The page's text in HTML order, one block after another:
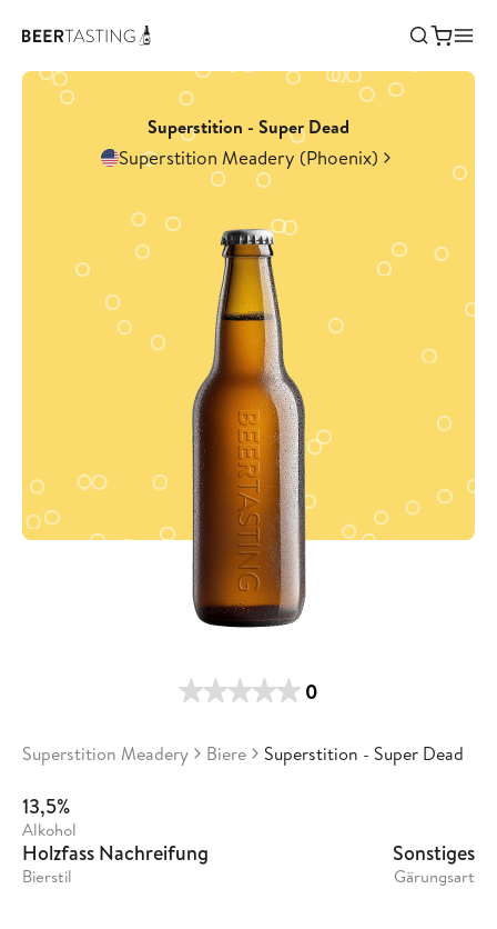
Superstition - Super Dead
Superstition Meadery (Phoenix)
0
Superstition Meadery Biere Superstition - Super Dead
13,5%
Alkohol
Holzfass Nachreifung
Bierstil
Sonstiges
Gärungsart